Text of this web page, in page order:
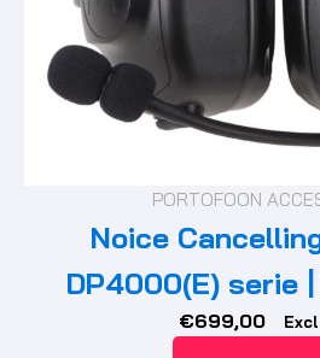
PORTOFOON
Noice
DP4000(E) serie
€699,00